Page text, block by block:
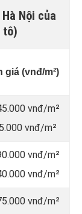
Nội của
tô)
giá (vnđ/m²)
vnđ/m²
vnđ/m²
vnđ/m²
vnđ/m²
vnđ/m²